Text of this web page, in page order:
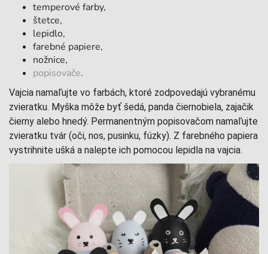
temperové farby,
štetce,
lepidlo,
farebné papiere,
nožnice,
popisovače.
Vajcia namaľujte vo farbách, ktoré zodpovedajú vybranému
zvieratku. Myška môže byť šedá, panda čiernobiela, zajačik
čierny alebo hnedý. Permanentným popisovačom namaľujte
zvieratku tvár (oči, nos, pusinku, fúzky). Z farebného papiera
vystrihnite ušká a nalepte ich pomocou lepidla na vajcia.